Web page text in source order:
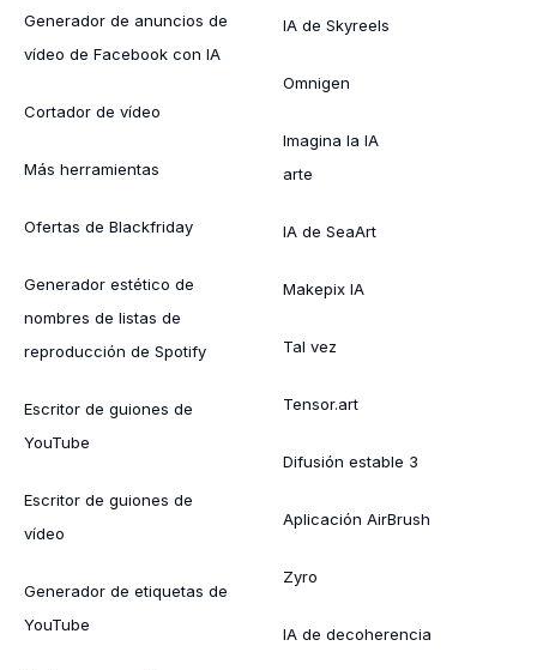
Generador de anuncios de
vídeo de Facebook con IA
Cortador de vídeo
Más herramientas
Ofertas de Blackfriday
Generador estético de
nombres de listas de
reproducción de Spotify
Escritor de guiones de
YouTube
Escritor de guiones de
vídeo
Generador de etiquetas de
YouTube
IA de Skyreels
Omnigen
Imagina la IA
arte
IA de SeaArt
Makepix IA
Tal vez
Tensor.art
Difusión estable 3
Aplicación AirBrush
Zyro
IA de decoherencia